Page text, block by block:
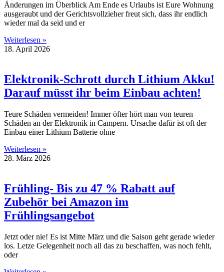
Änderungen im Überblick Am Ende es Urlaubs ist Eure Wohnung
ausgeraubt und der Gerichtsvollzieher freut sich, dass ihr endlich
wieder mal da seid und er
Weiterlesen »
18. April 2026
Elektronik-Schrott durch Lithium Akku!
Darauf müsst ihr beim Einbau achten!
Teure Schäden vermeiden! Immer öfter hört man von teuren
Schäden an der Elektronik in Campern. Ursache dafür ist oft der
Einbau einer Lithium Batterie ohne
Weiterlesen »
28. März 2026
Frühling- Bis zu 47 % Rabatt auf
Zubehör bei Amazon im
Frühlingsangebot
Jetzt oder nie! Es ist Mitte März und die Saison geht gerade wieder
los. Letze Gelegenheit noch all das zu beschaffen, was noch fehlt,
oder